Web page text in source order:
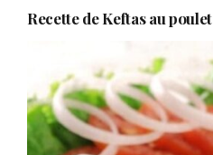
Recette de Keftas au poulet